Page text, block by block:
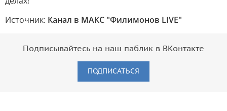
Источник: Канал в МАКС "Филимонов LIVE"
Подписывайтесь на наш паблик в ВКонтакте
ПОДПИСАТЬСЯ